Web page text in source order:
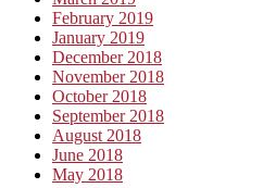
February 2019
January 2019
December 2018
November 2018
October 2018
September 2018
August 2018
June 2018
May 2018